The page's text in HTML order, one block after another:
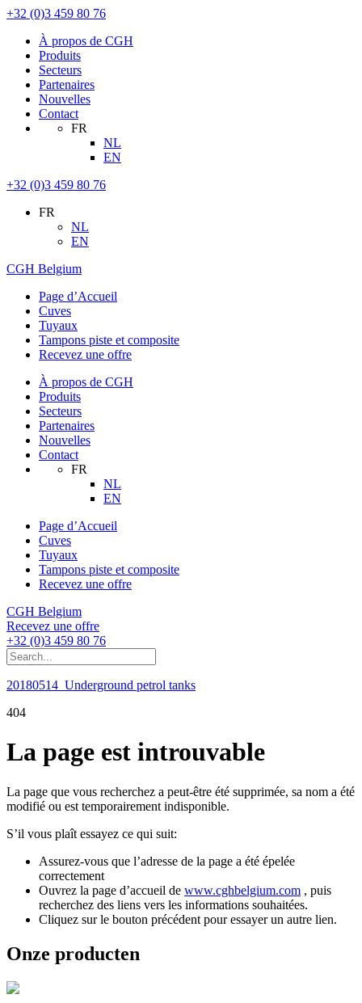
+32 (0)3 459 80 76
À propos de CGH
Produits
Secteurs
Partenaires
Nouvelles
Contact
FR
NL
EN
+32 (0)3 459 80 76
FR
NL
EN
CGH Belgium
Page d’Accueil
Cuves
Tuyaux
Tampons piste et composite
Recevez une offre
À propos de CGH
Produits
Secteurs
Partenaires
Nouvelles
Contact
FR
NL
EN
Page d’Accueil
Cuves
Tuyaux
Tampons piste et composite
Recevez une offre
CGH Belgium
Recevez une offre
+32 (0)3 459 80 76
20180514_Underground petrol tanks
404
La page est introuvable
La page que vous recherchez a peut-être été supprimée, sa nom a été
modifié ou est temporairement indisponible.
S’il vous plaît essayez ce qui suit:
Assurez-vous que l’adresse de la page a été épelée
correctement
Ouvrez la page d’accueil de www.cghbelgium.com , puis
recherchez des liens vers les informations souhaitées.
Cliquez sur le bouton précédent pour essayer un autre lien.
Onze producten